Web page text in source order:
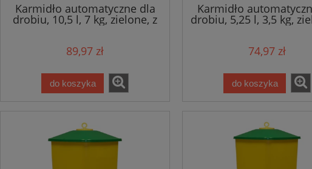
Karmidło automatyczne dla
drobiu, 10,5 l, 7 kg, zielone, z
nóżkami, Novital
89,97 zł
do koszyka
Karmidło
drobiu, 5,25 l, 3,5 kg,
nóżkami, Novital
74,97 zł
do koszyka